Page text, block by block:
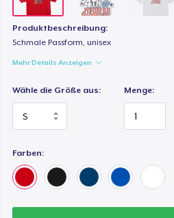
Produktbeschreibung:
Schmale Passform, unisex
Mehr Details Anzeigen
Wähle die Größe aus: Menge:
Farben: